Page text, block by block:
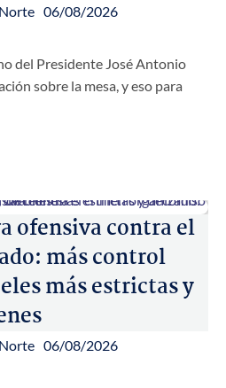
06/08/2026
del Presidente José Antonio
sobre la mesa, y eso para
ofensiva contra el
más control
más estrictas y
06/08/2026